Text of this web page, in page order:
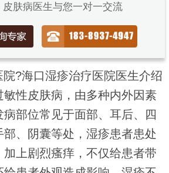
肤病医生与您一对一交流
?海口湿疹治疗医院医生介绍
性皮肤病，由多种内外因素
部位常见于面部、耳后、四
部、阴囊等处，湿疹患者患处
上剧烈瘙痒，不仅给患者带